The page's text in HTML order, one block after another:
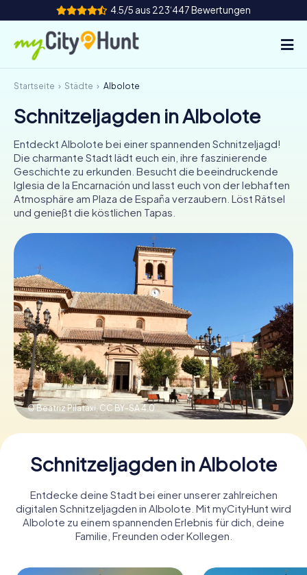
4.5/5 aus 223‘447 Bewertungen
So funktioniert's
Städte
Touren
Teamevent
Tickets
CH
ES
IT
NL
Tickets buchen
Gutscheine bestellen
Startseite Städte Albolote
Schnitzeljagden in Albolote
Entdeckt Albolote bei einer spannenden Schnitzeljagd!
Die charmante Stadt lädt euch ein, ihre faszinierende
Geschichte zu erkunden. Besucht die beeindruckende
Iglesia de la Encarnación und lasst euch von der lebhaften
Atmosphäre am Plaza de España verzaubern. Löst Rätsel
und genießt die köstlichen Tapas.
© Beatriz Pilataxi,CC BY-SA 4.0
Schnitzeljagden in Albolote
Entdecke deine Stadt bei einer unserer zahlreichen
digitalen Schnitzeljagden in Albolote. Mit myCityHunt wird
Albolote zu einem spannenden Erlebnis für dich, deine
Familie, Freunden oder Kollegen.